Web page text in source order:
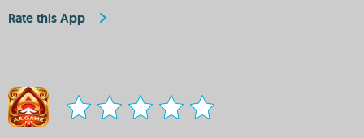
Rate this App